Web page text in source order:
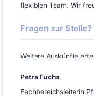
flexiblen Team. Wir
Fragen zur Stelle?
Weitere Auskünfte
Petra Fuchs
Fachbereichsleiterin